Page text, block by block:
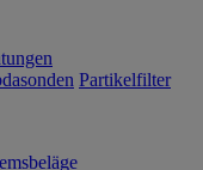
Partikelfilter